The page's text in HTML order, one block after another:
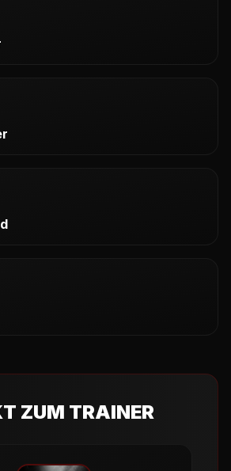
ZUM TRAINER